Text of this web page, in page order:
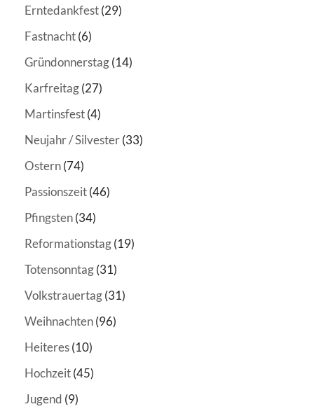
Erntedankfest(29)
Fastnacht(6)
Gründonnerstag(14)
Karfreitag(27)
Martinsfest(4)
Neujahr / Silvester(33)
Ostern(74)
Passionszeit(46)
Pfingsten(34)
Reformationstag(19)
Totensonntag(31)
Volkstrauertag(31)
Weihnachten(96)
Heiteres(10)
Hochzeit(45)
Jugend (9)